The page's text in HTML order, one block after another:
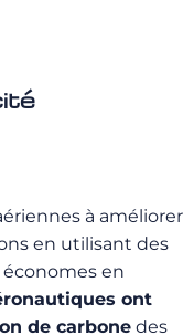
à améliorer
en utilisant des
en
ont
de carbone des